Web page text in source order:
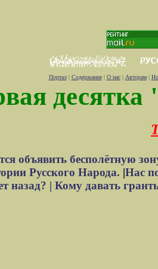
Портал| Содержание| О нас| Авторам|
десятка
объявить бесполётную
Русского Народа. |Нас
назад? | Кому давать